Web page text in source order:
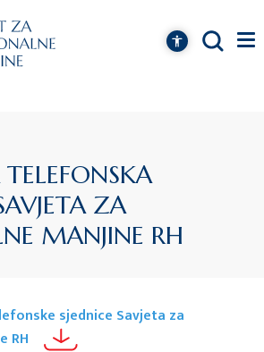
ZA
MANJINE RH
sjednice Savjeta za
RH